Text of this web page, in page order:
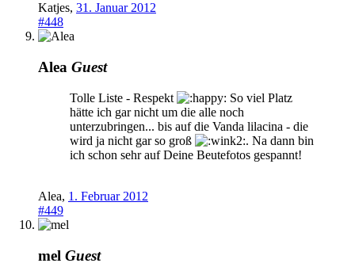
Katjes, 31. Januar 2012
#448
Alea Guest
Tolle Liste - Respekt
So viel Platz
hätte ich gar nicht um die alle noch
unterzubringen... bis auf die Vanda lilacina - die
wird ja nicht gar so groß
. Na dann bin
ich schon sehr auf Deine Beutefotos gespannt!
Alea, 1. Februar 2012
#449
mel Guest